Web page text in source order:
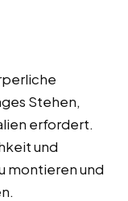
Stehen,
erfordert.
und
montieren und